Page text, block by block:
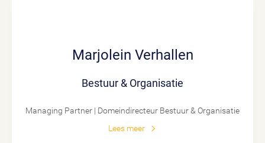
Marjolein Verhallen
Bestuur & Organisatie
Managing Partner | Domeindirecteur Bestuur & Organisatie
Lees meer